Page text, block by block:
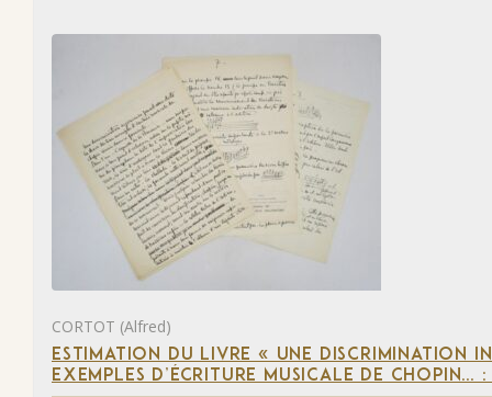
CORTOT (Alfred)
ESTIMATION DU LIVRE « UNE DISCRIMINATION
EXEMPLES D’ÉCRITURE MUSICALE DE CHOPIN…